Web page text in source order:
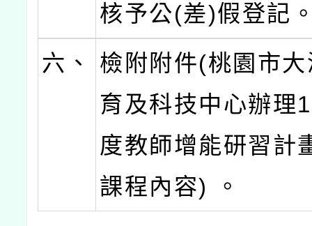
核予公(差)假登記
六、
檢附附件(桃園市
育及科技中心辦理
度教師增能研習計
課程內容) 。